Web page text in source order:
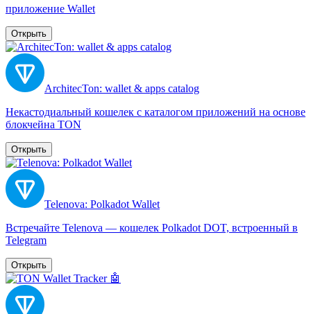
приложение Wallet
Открыть
ArchitecTon: wallet & apps catalog
Некастодиальный кошелек с каталогом приложений на основе
блокчейна TON
Открыть
Telenova: Polkadot Wallet
Встречайте Telenova — кошелек Polkadot DOT, встроенный в
Telegram
Открыть